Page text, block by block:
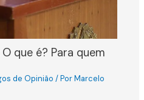
que é? Para quem
de Opinião / PorMarcelo